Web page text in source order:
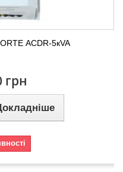
АСDR-5кVA
грн